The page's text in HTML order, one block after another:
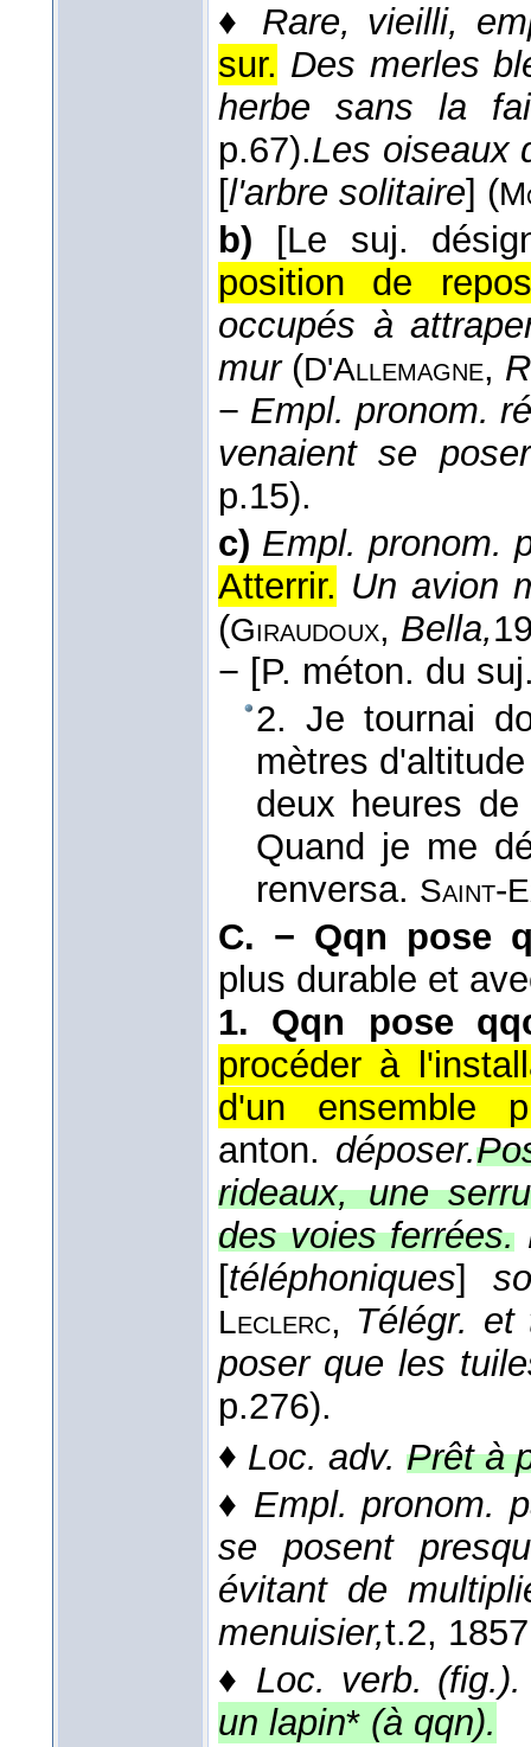
♦ Rare, vieilli,
sur. Des merles
herbe sans la
p.67).Les oiseaux
[l'arbre solitaire] (
b)
[Le suj.
position de
occupés à
mur(D'Allemagne,
− Empl. pronom.
venaient se
p.15).
c) Empl. pronom.
Atterrir. Un avion
(Giraudoux, Bella,
− [P. méton. du
2. Je tournai
mètres
deux heures
Quand je me
renversa. Saint-
C. − Qqn pose
plus durable et
1.
Qqn pose
procéder à
d'un ensemble
anton. déposer.
rideaux, une
des voies ferrées.
[téléphoniques]
Leclerc, Télégr. et
poser que les
p.276).
♦ Loc. adv. Prêt à
♦ Empl. pronom.
se posent
évitant de
menuisier,t.2, 1857
♦ Loc. verb. (fig.).
un lapin* (à qqn).